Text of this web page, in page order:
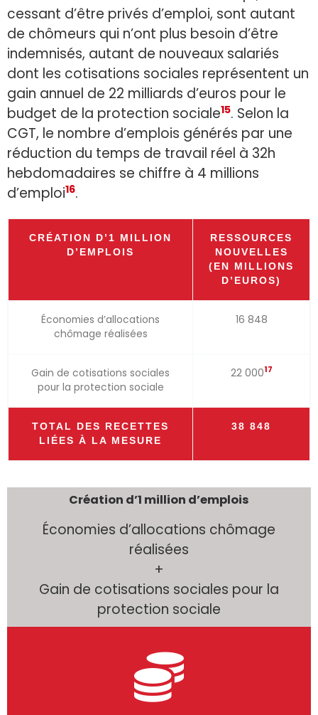
cessant d’être privés d’emploi, sont autant
de chômeurs qui n’ont plus besoin d’être
indemnisés, autant de nouveaux salariés
dont les cotisations sociales représentent un
gain annuel de 22 milliards d’euros pour le
budget de la protection sociale15. Selon la
CGT, le nombre d’emplois générés par une
réduction du temps de travail réel à 32h
hebdomadaires se chiffre à 4 millions
d’emploi16.
CRÉATION D’1 MILLION
D’EMPLOIS
RESSOURCES
NOUVELLES
(EN MILLIONS
D’EUROS)
Économies d’allocations
chômage réalisées
16 848
Gain de cotisations sociales
pour la protection sociale
22 00017
TOTAL DES RECETTES
LIÉES À LA MESURE
38 848
Création d’1 million d’emplois
Économies d’allocations chômage
réalisées
+
Gain de cotisations sociales pour la
protection sociale